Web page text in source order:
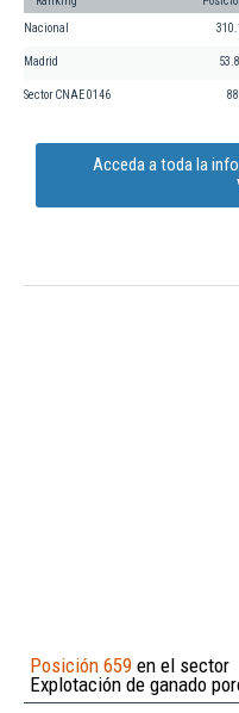
Nacional
Madrid
Sector CNAE 0146
Acceda a toda la
Posición 659 en el sector
Explotación de ganado